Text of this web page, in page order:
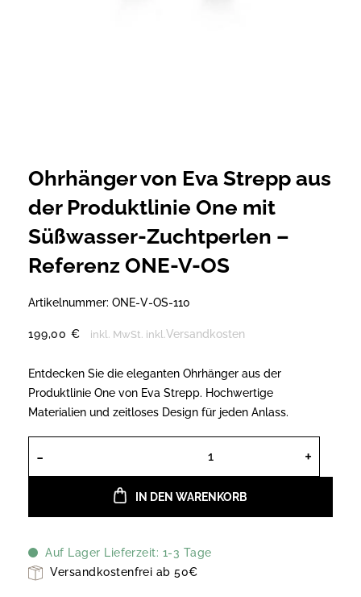
Ohrhänger von Eva Strepp aus
der Produktlinie One mit
Süßwasser-Zuchtperlen –
Referenz ONE-V-OS
Artikelnummer: ONE-V-OS-110
199,00 € inkl. MwSt. inkl.Versandkosten
Entdecken Sie die eleganten Ohrhänger aus der
Produktlinie One von Eva Strepp. Hochwertige
Materialien und zeitloses Design für jeden Anlass.
Ohrhänger von Eva Strepp aus der
IN DEN WARENKORB
Auf Lager Lieferzeit: 1-3 Tage
Versandkostenfrei ab 50€